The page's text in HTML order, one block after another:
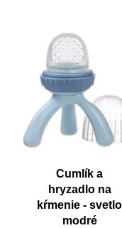
Cumlík a
hryzadlo na
kŕmenie - svetlo
modré